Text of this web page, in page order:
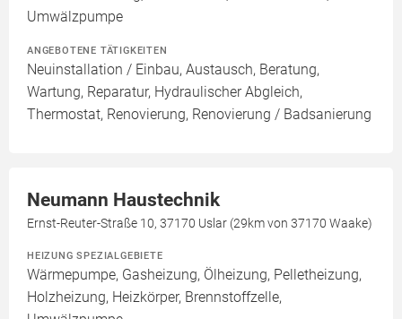
Umwälzpumpe
ANGEBOTENE TÄTIGKEITEN
Neuinstallation / Einbau, Austausch, Beratung,
Wartung, Reparatur, Hydraulischer Abgleich,
Thermostat, Renovierung, Renovierung / Badsanierung
Neumann Haustechnik
Ernst-Reuter-Straße 10, 37170 Uslar (29km von 37170 Waake)
HEIZUNG SPEZIALGEBIETE
Wärmepumpe, Gasheizung, Ölheizung, Pelletheizung,
Holzheizung, Heizkörper, Brennstoffzelle,